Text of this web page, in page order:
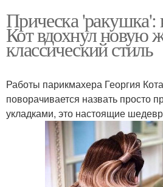
Прическа 'ракушка':
Кот вдохнул новую
классический стиль
Работы парикмахера Георгия
поворачивается назвать просто
укладками, это настоящие